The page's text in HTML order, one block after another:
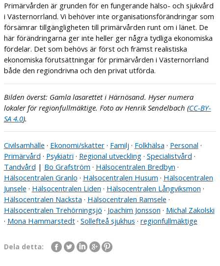
Primärvården är grunden för en fungerande hälso- och sjukvård
i Västernorrland. Vi behöver inte organisationsförändringar som
försämrar tillgängligheten till primärvården runt om i länet. De
här förändringarna ger inte heller ger några tydliga ekonomiska
fördelar. Det som behövs är först och främst realistiska
ekonomiska förutsättningar för primärvården i Västernorrland
både den regiondrivna och den privat utförda.
Bilden överst: Gamla lasarettet i Härnösand. Hyser numera
lokaler för regionfullmäktige. Foto av Henrik Sendelbach (CC-BY-
SA 4.0).
Civilsamhälle · Ekonomi/skatter· Familj · Folkhälsa · Personal ·
Primärvård · Psykiatri · Regional utveckling· Specialistvård ·
Tandvård | Bo Grafström · Hälsocentralen Bredbyn ·
Hälsocentralen Granlo · Hälsocentralen Husum · Hälsocentralen
Junsele · Hälsocentralen Liden · Hälsocentralen Långviksmon ·
Hälsocentralen Nacksta · Hälsocentralen Ramsele ·
Hälsocentralen Trehörningsjö · Joachim Jonsson · Michal Zakolski
· Mona Hammarstedt· Sollefteå sjukhus · regionfullmäktige
Dela detta: